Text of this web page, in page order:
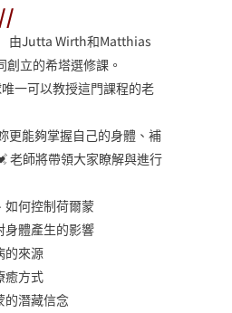
由Jutta Wirth和Matthias
立的希塔選修課。
一可以教授這門課程的老
更能夠掌握自己的身體、補
老師將帶領大家瞭解與進行
如何控制荷爾蒙
身體產生的影響
的來源
癒方式
的潛藏信念